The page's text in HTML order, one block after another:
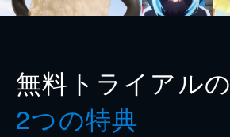
無料トライアルの
2つの特典